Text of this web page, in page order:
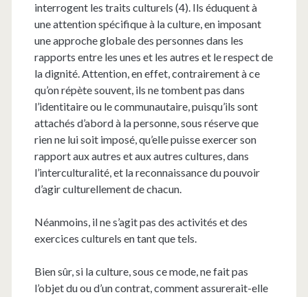
interrogent les traits culturels (4). Ils éduquent à
une attention spécifique à la culture, en imposant
une approche globale des personnes dans les
rapports entre les unes et les autres et le respect de
la dignité. Attention, en effet, contrairement à ce
qu’on répète souvent, ils ne tombent pas dans
l’identitaire ou le communautaire, puisqu’ils sont
attachés d’abord à la personne, sous réserve que
rien ne lui soit imposé, qu’elle puisse exercer son
rapport aux autres et aux autres cultures, dans
l’interculturalité, et la reconnaissance du pouvoir
d’agir culturellement de chacun.
Néanmoins, il ne s’agit pas des activités et des
exercices culturels en tant que tels.
Bien sûr, si la culture, sous ce mode, ne fait pas
l’objet du ou d’un contrat, comment assurerait-elle